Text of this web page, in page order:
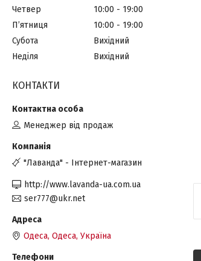
Четвер
10:00
19:00
Пʼятниця
10:00
19:00
Субота
Вихідний
Неділя
Вихідний
КОНТАКТИ
Менеджер від продаж
"Лаванда" - Інтернет-магазин
http://www.lavanda-ua.com.ua
ser777@ukr.net
Одеса, Одеса, Україна